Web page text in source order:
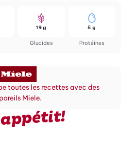
Glucides
19 g
Protéines
5 g
toutes les recettes avec des
Miele.